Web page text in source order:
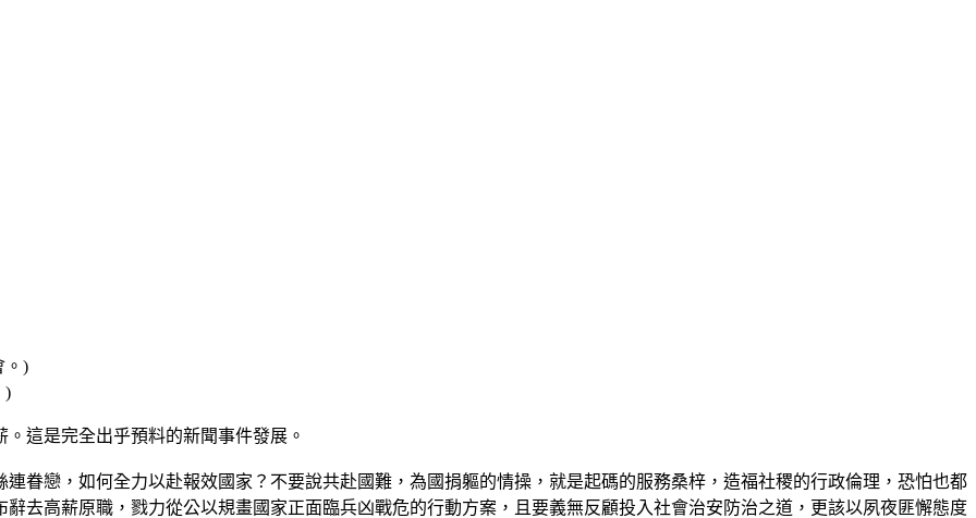
)
這是完全出乎預料的新聞事件發展。
眷戀，如何全力以赴報效國家？不要說共赴國難，為國捐軀的情操，就是起碼的服務桑梓，造福社稷的行政倫理，恐怕也都
去高薪原職，戮力從公以規畫國家正面臨兵凶戰危的行動方案，且要義無反顧投入社會治安防治之道，更該以夙夜匪懈態度